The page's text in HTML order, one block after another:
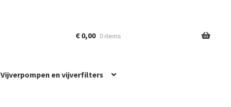
€ 0,00 0 items
Vijverpompen en vijverfilters